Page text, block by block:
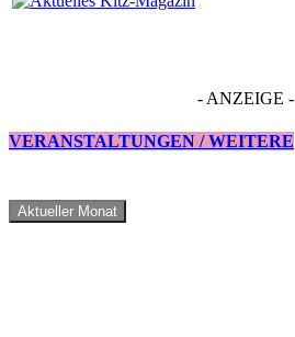
- ANZEIGE -
VERANSTALTUNGEN / WEITERE
Aktueller Monat